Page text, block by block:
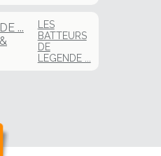
LES
BATTEURS
DE
LEGENDE ...